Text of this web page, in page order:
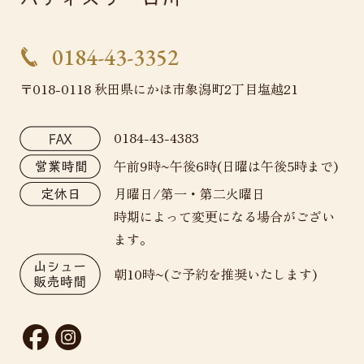
0184-43-3352
〒018-0118 秋田県にかほ市象潟町2丁目塩越21
0184-43-4383
午前9時~午後6時(日曜は午後5時まで)
月曜日/第一・第二火曜日
時期によって変更になる場合がござい
ます。
朝10時~(ご予約を推奨いたします)